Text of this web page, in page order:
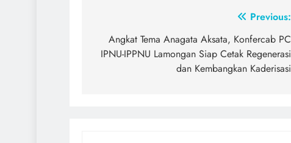
navigation
Previous:
Angkat Tema Anagata Aksata, Konfercab PC
IPNU-IPPNU Lamongan Siap Cetak Regenerasi
dan Kembangkan Kaderisasi